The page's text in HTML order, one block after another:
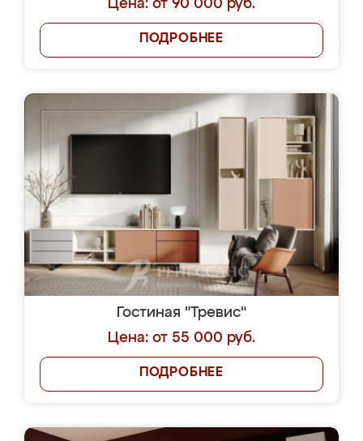
Цена: от 90 000 руб.
ПОДРОБНЕЕ
Гостиная "Тревис"
Цена: от 55 000 руб.
ПОДРОБНЕЕ